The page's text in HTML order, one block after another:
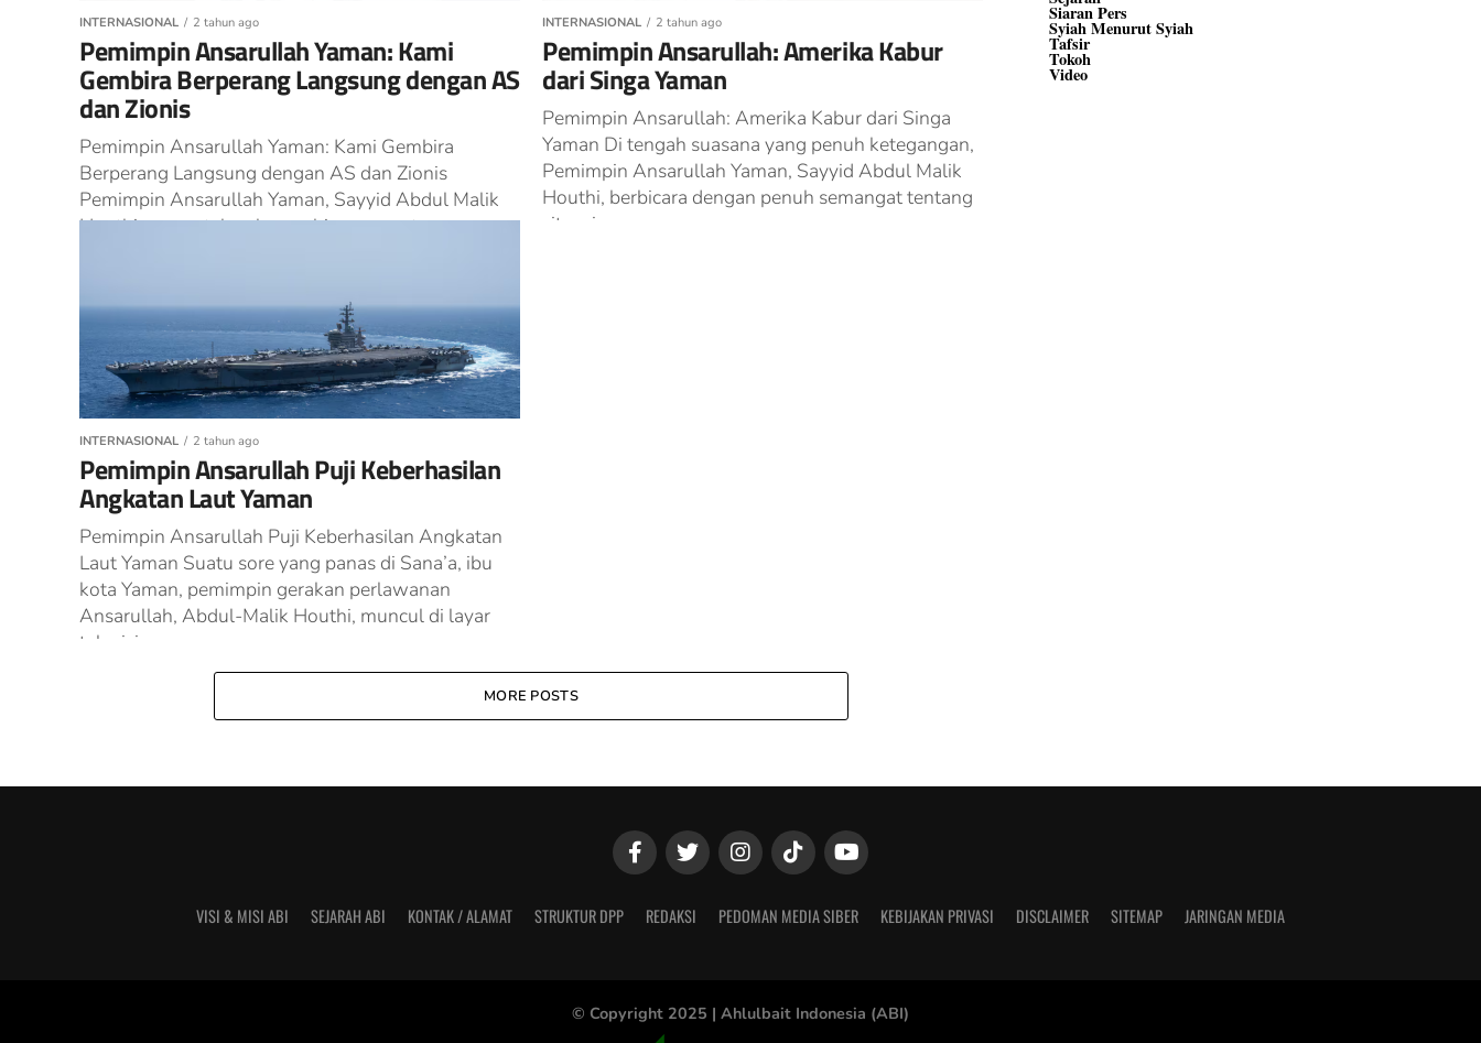
INTERNASIONAL 2 tahun ago
Pemimpin Ansarullah Yaman: Kami
Gembira Berperang Langsung dengan AS
dan Zionis
Pemimpin Ansarullah Yaman: Kami Gembira
Berperang Langsung dengan AS dan Zionis
Pemimpin Ansarullah Yaman, Sayyid Abdul Malik
Houthi, menyatakan kegembiraannya atas
INTERNASIONAL 2 tahun ago
Pemimpin Ansarullah: Amerika Kabur
dari Singa Yaman
Pemimpin Ansarullah: Amerika Kabur dari Singa
Yaman Di tengah suasana yang penuh ketegangan,
Pemimpin Ansarullah Yaman, Sayyid Abdul Malik
Houthi, berbicara dengan penuh semangat tentang
situasi...
INTERNASIONAL 2 tahun ago
Pemimpin Ansarullah Puji Keberhasilan
Angkatan Laut Yaman
Pemimpin Ansarullah Puji Keberhasilan Angkatan
Laut Yaman Suatu sore yang panas di Sana’a, ibu
kota Yaman, pemimpin gerakan perlawanan
Ansarullah, Abdul-Malik Houthi, muncul di layar
televisi...
MORE POSTS
Siaran Pers
Syiah Menurut Syiah
Tafsir
Tokoh
Video
VISI & MISI ABI SEJARAH ABI KONTAK / ALAMAT STRUKTUR DPP REDAKSI PEDOMAN MEDIA SIBER KEBIJAKAN PRIVASI DISCLAIMER SITEMAP JARINGAN MEDIA
© Copyright 2025 | Ahlulbait Indonesia (ABI)